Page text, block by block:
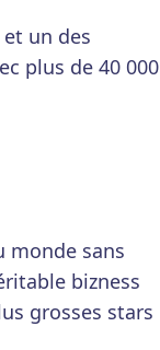
un des
plus de 40 000
monde sans
bizness
grosses stars